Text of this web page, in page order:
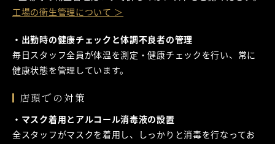
工場の衛生管理について ＞
・出勤時の健康チェックと体調不良者の管理
毎日スタッフ全員が体温を測定・健康チェックを行い、常に
健康状態を管理しています。
店頭での対策
・マスク着用とアルコール消毒液の設置
全スタッフがマスクを着用し、しっかりと消毒を行なってお